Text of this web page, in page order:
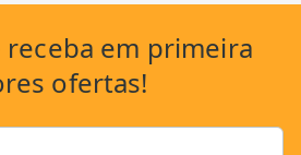
receba em primeira
ofertas!